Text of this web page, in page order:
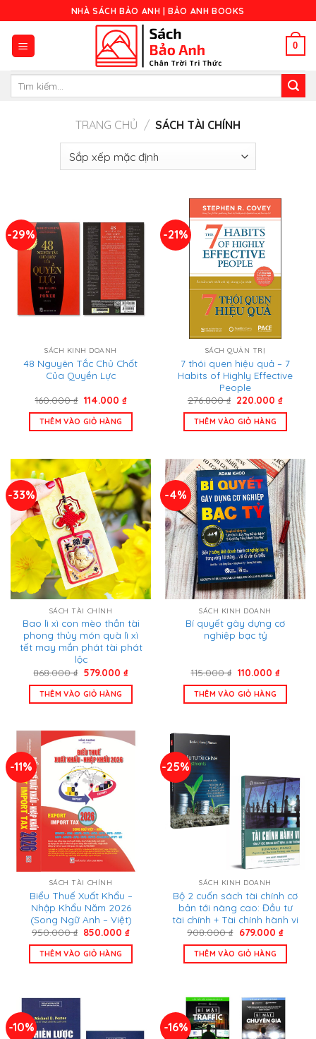
to
content
NHÀ SÁCH BẢO ANH | BẢO ANH BOOKS
0
TRANG CHỦ / SÁCH TÀI CHÍNH
-29%
SÁCH KINH DOANH
48 Nguyên Tắc Chủ Chốt
Của Quyền Lực
160.000₫ Giá
là:
160.000 ₫.
114.000 ₫Giá
tại
THÊM VÀO GIỎ HÀNG
-21%
SÁCH QUẢN TRỊ
7 thói quen hiệu quả – 7
Habits of Highly Effective
People
276.800₫ Giá
là:
276.800 ₫.
220.000₫Giá
tại
THÊM VÀO GIỎ HÀNG
-33%
SÁCH TÀI CHÍNH
Bao lì xì con mèo thần tài
phong thủy món quà lì xì
tết may mắn phát tài phát
lộc
868.000₫ Giá
là:
868.000 ₫.
579.000 ₫Giá
tại
THÊM VÀO GIỎ HÀNG
-4%
SÁCH KINH DOANH
Bí quyết gây dựng cơ
nghiệp bạc tỷ
115.000₫ Giá
là:
115.000 ₫.
110.000 ₫Giá
tại
THÊM VÀO GIỎ HÀNG
-11%
SÁCH TÀI CHÍNH
Biểu Thuế Xuất Khẩu –
Nhập Khẩu Năm 2026
(Song Ngữ Anh – Việt)
950.000₫ Giá
là:
950.000 ₫.
850.000₫Giá
tại
THÊM VÀO GIỎ HÀNG
-25%
SÁCH KINH DOANH
Bộ 2 cuốn sách tài chính cơ
bản tới nâng cao: Đầu tư
tài chính + Tài chính hành vi
908.000₫ Giá
là:
908.000 ₫.
679.000 ₫Giá
tại
THÊM VÀO GIỎ HÀNG
-10% -16%